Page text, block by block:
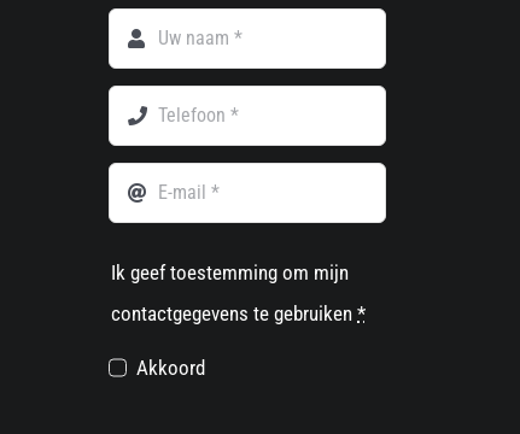
Ik geef toestemming om mijn
contactgegevens te gebruiken*
Akkoord